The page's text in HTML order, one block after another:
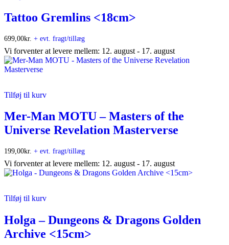
Tattoo Gremlins <18cm>
699,00kr. + evt. fragt/tillæg
Vi forventer at levere mellem: 12. august - 17. august
Tilføj til kurv
Mer-Man MOTU – Masters of the
Universe Revelation Masterverse
199,00kr. + evt. fragt/tillæg
Vi forventer at levere mellem: 12. august - 17. august
Tilføj til kurv
Holga – Dungeons & Dragons Golden
Archive <15cm>